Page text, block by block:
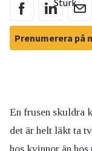
Prenumerera på
En frusen skuldra
det är helt läkt ta
hos kvinnor än